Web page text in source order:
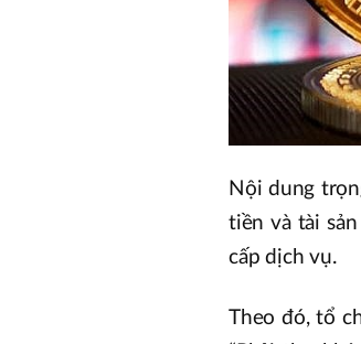
Nội dung
tiền và tài
cấp dịch vụ.
Theo đó, tổ